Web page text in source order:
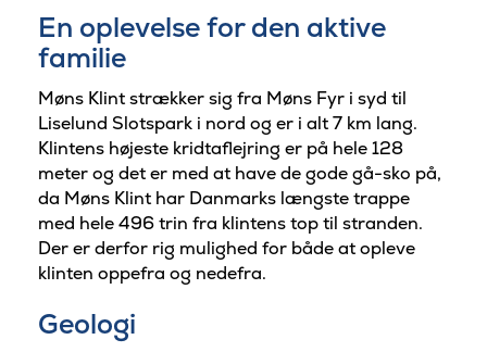
En oplevelse for den aktive
familie
Møns Klint strækker sig fra Møns Fyr i syd til
Liselund Slotspark i nord og er i alt 7 km lang.
Klintens højeste kridtaflejring er på hele 128
meter og det er med at have de gode gå-sko på,
da Møns Klint har Danmarks længste trappe
med hele 496 trin fra klintens top til stranden.
Der er derfor rig mulighed for både at opleve
klinten oppefra og nedefra.
Geologi